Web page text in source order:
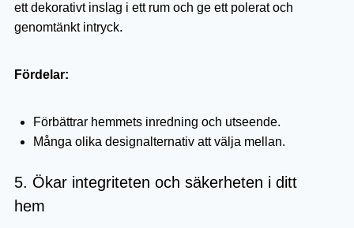
ett dekorativt inslag i ett rum och ge ett polerat och
genomtänkt intryck.
Fördelar:
Förbättrar hemmets inredning och utseende.
Många olika designalternativ att välja mellan.
5. Ökar integriteten och säkerheten i ditt
hem